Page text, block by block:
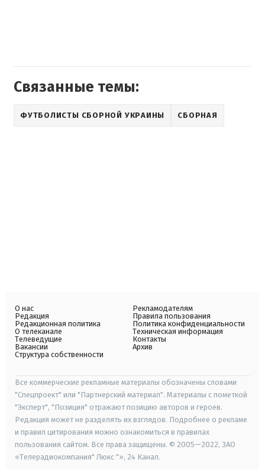
Связанные темы:
ФУТБОЛИСТЫ СБОРНОЙ УКРАИНЫ СБОРНАЯ
О нас
Редакция
Редакционная политика
О телеканале
Телеведущие
Вакансии
Структура собственности
Рекламодателям
Правила пользования
Политика конфиденциальности
Техническая информация
Контакты
Архив
Все коммерческие рекламные материалы обозначены словами
"Спецпроект" или "Партнерский материал". Материалы с пометкой
"Эксперт", "Позиция" отражают позицию авторов и героев.
Редакция может не разделять их взглядов. Подробнее о рекламе
и правил цитирования можно ознакомиться в правилах
пользования сайтом. Все права защищены. © 2005—2022, ЗАО
«Телерадиокомпания" Люкс "», 24 Канал.